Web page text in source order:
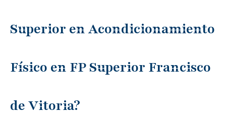
Superior en Acondicionamiento
Físico en FP Superior Francisco
de Vitoria?